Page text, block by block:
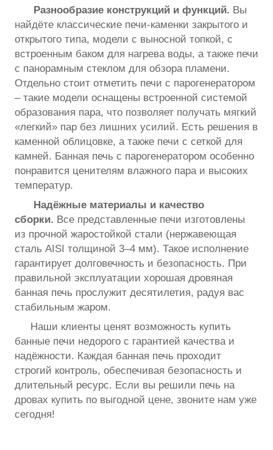
Разнообразие конструкций и функций. Вы
найдёте классические печи-каменки закрытого и
открытого типа, модели с выносной топкой, с
встроенным баком для нагрева воды, а также печи
с панорамным стеклом для обзора пламени.
Отдельно стоит отметить печи с парогенератором
– такие модели оснащены встроенной системой
образования пара, что позволяет получать мягкий
«легкий» пар без лишних усилий. Есть решения в
каменной облицовке, а также печи с сеткой для
камней. Банная печь с парогенератором особенно
понравится ценителям влажного пара и высоких
температур.
Надёжные материалы и качество
сборки. Все представленные печи изготовлены
из прочной жаростойкой стали (нержавеющая
сталь AISI толщиной 3–4 мм). Такое исполнение
гарантирует долговечность и безопасность. При
правильной эксплуатации хорошая дровяная
банная печь прослужит десятилетия, радуя вас
стабильным жаром.
Наши клиенты ценят возможность купить
банные печи недорого с гарантией качества и
надёжности. Каждая банная печь проходит
строгий контроль, обеспечивая безопасность и
длительный ресурс. Если вы решили печь на
дровах купить по выгодной цене, звоните нам уже
сегодня!